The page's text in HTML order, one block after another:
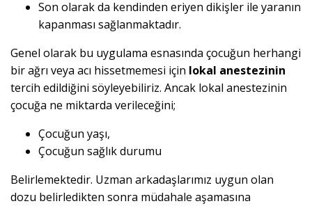
Son olarak da kendinden eriyen dikişler ile yaranın
kapanması sağlanmaktadır.
Genel olarak bu uygulama esnasında çocuğun herhangi
bir ağrı veya acı hissetmemesi için lokal anestezinin
tercih edildiğini söyleyebiliriz. Ancak lokal anestezinin
çocuğa ne miktarda verileceğini;
Çocuğun yaşı,
Çocuğun sağlık durumu
Belirlemektedir. Uzman arkadaşlarımız uygun olan
dozu belirledikten sonra müdahale aşamasına